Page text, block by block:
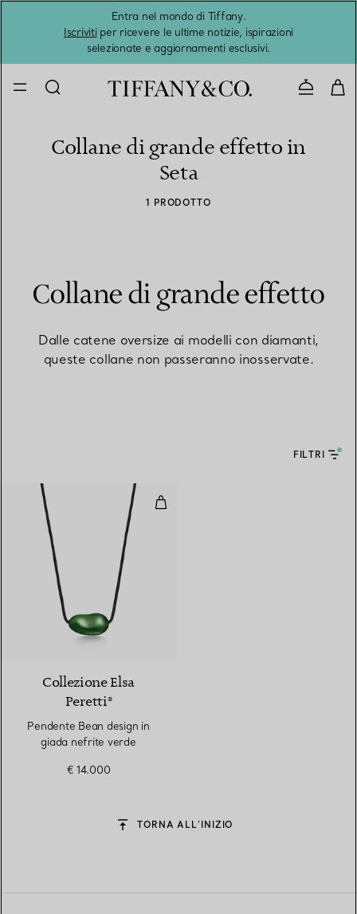
Entra nel mondo di Tiffany.
Iscrivitiper ricevere le ultime notizie, ispirazioni
selezionate e aggiornamenti esclusivi.
Collane di grande effetto in
Seta
1 PRODOTTO
Collane di grande effetto
Dalle catene oversize ai modelli con diamanti,
queste collane non passeranno inosservate.
FILTRI
Pendente Bean design in giada
Collezione Elsa
Peretti®
Pendente Bean design in
giada nefrite verde
€ 14.000
TORNA ALL’INIZIO